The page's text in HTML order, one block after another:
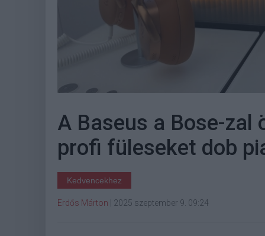
A Baseus a Bose-zal
profi füleseket dob
Kedvencekhez
Erdős Márton 2025 szeptember 9. 09:24